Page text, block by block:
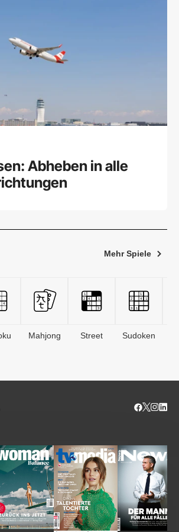
Abheben in alle
Mehr Spiele
Mahjong Street Sudoken